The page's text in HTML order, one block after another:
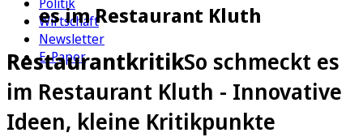
Wirtschaft
Newsletter
E-Paper
es im Restaurant Kluth
RestaurantkritikSo schmeckt es
im Restaurant Kluth - Innovative
Ideen, kleine Kritikpunkte